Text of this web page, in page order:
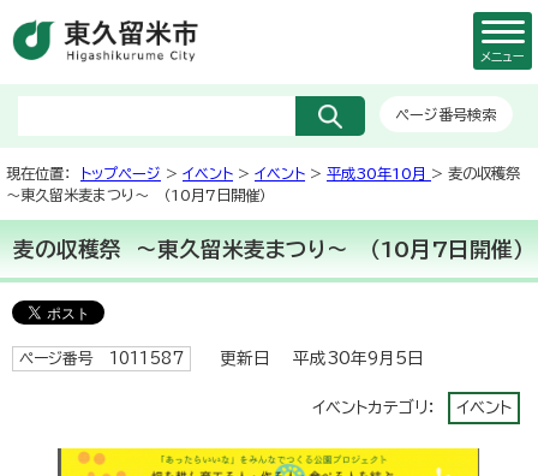
ページ番号検索
メニュー
現在位置： トップページ > イベント > イベント > 平成30年10月 > 麦の収穫祭
～東久留米麦まつり～ （10月7日開催）
麦の収穫祭 ～東久留米麦まつり～ （10月7日開催）
ページ番号 1011587 更新日 平成30年9月5日
イベントカテゴリ： イベント